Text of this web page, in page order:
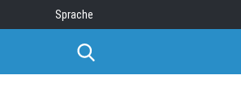
Sprache